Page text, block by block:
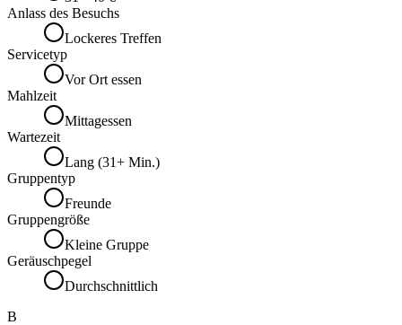
Anlass des Besuchs
Lockeres Treffen
Servicetyp
Vor Ort essen
Mahlzeit
Mittagessen
Wartezeit
Lang (31+ Min.)
Gruppentyp
Freunde
Gruppengröße
Kleine Gruppe
Geräuschpegel
Durchschnittlich
B